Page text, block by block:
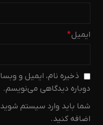
ایمیل*
ذخیره نام، ایمیل و
دوباره دیدگاهی می‌نویسم.
شما باید وارد سیستم شوید
اضافه کنید.